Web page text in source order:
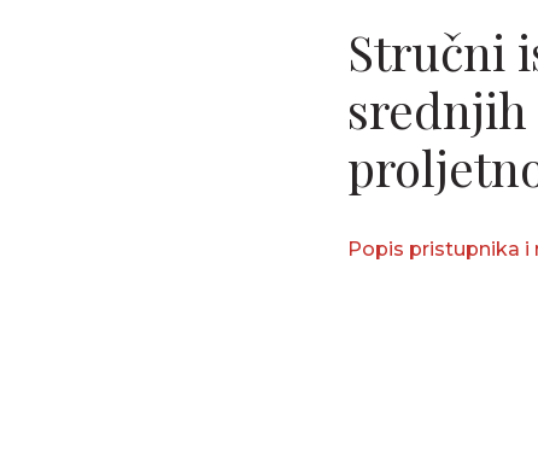
Stručni
srednjih
Popis pristupnika i